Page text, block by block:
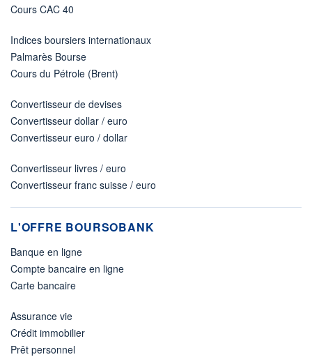
Cours CAC 40
Indices boursiers internationaux
Palmarès Bourse
Cours du Pétrole (Brent)
Convertisseur de devises
Convertisseur dollar / euro
Convertisseur euro / dollar
Convertisseur livres / euro
Convertisseur franc suisse / euro
L'OFFRE BOURSOBANK
Banque en ligne
Compte bancaire en ligne
Carte bancaire
Assurance vie
Crédit immobilier
Prêt personnel